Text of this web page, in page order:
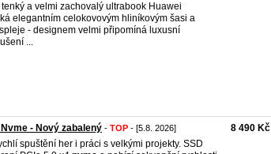
a velmi zachovalý ultrabook Huawei
elegantním celokovovým hliníkovým šasi a
- designem velmi připomíná luxusní
...
- Nový zabalený - TOP - [5.8. 2026]
spuštění her i práci s velkými projekty. SSD
8 490 Kč